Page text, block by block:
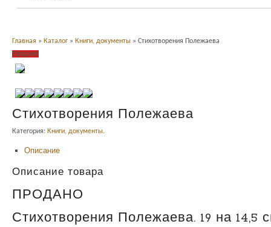
Главная » Каталог » Книги, документы » Стихотворения Полежаева
Продано
Стихотворения Полежаева
Категория: Книги, документы.
Описание
Описание товара
ПРОДАНО
Стихотворения Полежаева. 19 на 14,5